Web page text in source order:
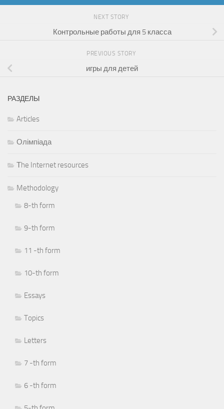
NEXT STORY
Контрольные работы для 5 класса
PREVIOUS STORY
игры для детей
РАЗДЕЛЫ
Articles
Олімпіада
Тhe Internet resources
Methodology
8-th form
9-th form
11 -th form
10-th form
Essays
Topics
Letters
7 -th form
6 -th form